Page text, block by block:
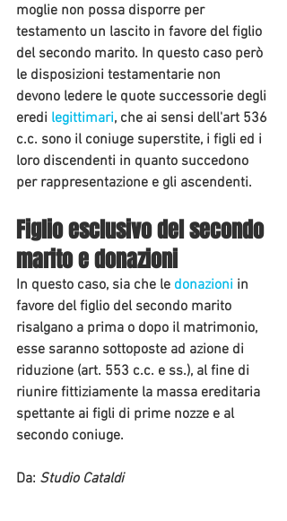
moglie non possa disporre per
testamento un lascito in favore del figlio
del secondo marito. In questo caso però
le disposizioni testamentarie non
devono ledere le quote successorie degli
eredi legittimari, che ai sensi dell'art 536
c.c. sono il coniuge superstite, i figli ed i
loro discendenti in quanto succedono
per rappresentazione e gli ascendenti.
Figlio esclusivo del secondo
marito e donazioni
In questo caso, sia che le donazioni in
favore del figlio del secondo marito
risalgano a prima o dopo il matrimonio,
esse saranno sottoposte ad azione di
riduzione (art. 553 c.c. e ss.), al fine di
riunire fittiziamente la massa ereditaria
spettante ai figli di prime nozze e al
secondo coniuge.
Da: Studio Cataldi